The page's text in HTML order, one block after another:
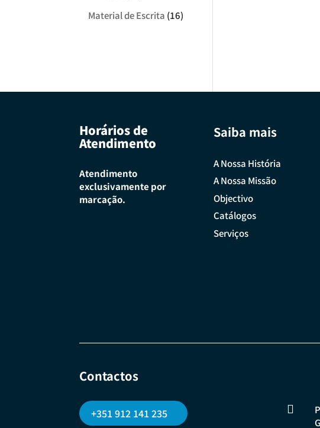
Material de Escrita (16)
Horários de
Atendimento
Atendimento
exclusivamente por
marcação.
Saiba mais
A Nossa História
A Nossa Missão
Objectivo
Catálogos
Serviços
Contactos
+351 912 141 235 